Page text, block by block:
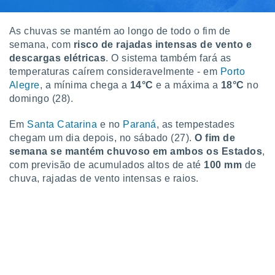
seu
ou opor-
qualquer
em “
na
As chuvas se mantém ao longo de todo o fim de
semana, com risco de rajadas intensas de vento e
descargas elétricas. O sistema também fará as
temperaturas caírem consideravelmente - em Porto
Alegre, a mínima chega a 14°C e a máxima a 18°C no
domingo (28).
Em Santa Catarina e no Paraná, as tempestades
chegam um dia depois, no sábado (27).O fim de
semana se mantém chuvoso em ambos os Estados,
com previsão de acumulados altos de até 100 mm de
chuva, rajadas de vento intensas e raios.